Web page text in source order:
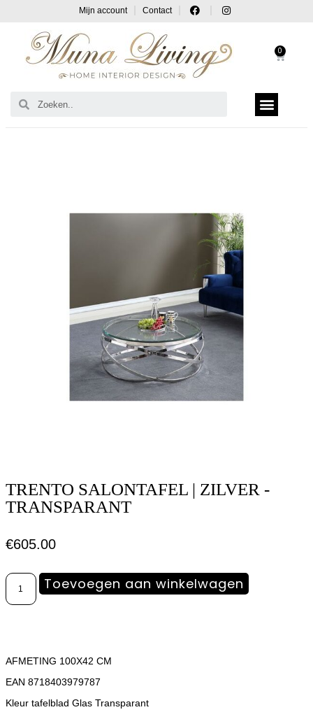
Mijn account Contact
0
TRENTO SALONTAFEL | ZILVER -
TRANSPARANT
€605.00
Toevoegen aan winkelwagen
AFMETING 100X42 CM
EAN 8718403979787
Kleur tafelblad Glas Transparant